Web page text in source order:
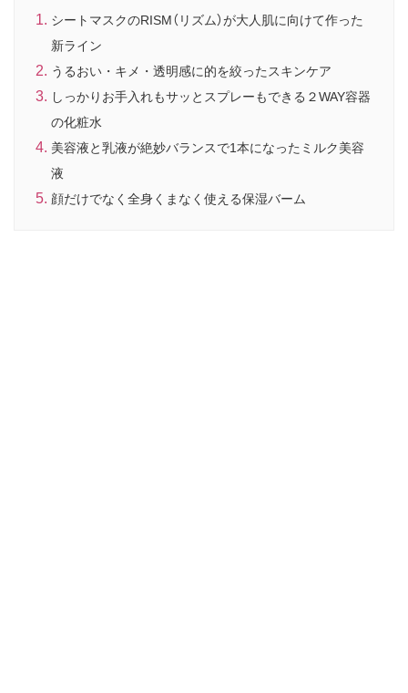
シートマスクのRISM（リズム）が大人肌に向けて作った
新ライン
うるおい・キメ・透明感に的を絞ったスキンケア
しっかりお手入れもサッとスプレーもできる２WAY容器
の化粧水
美容液と乳液が絶妙バランスで1本になったミルク美容
液
顔だけでなく全身くまなく使える保湿バーム